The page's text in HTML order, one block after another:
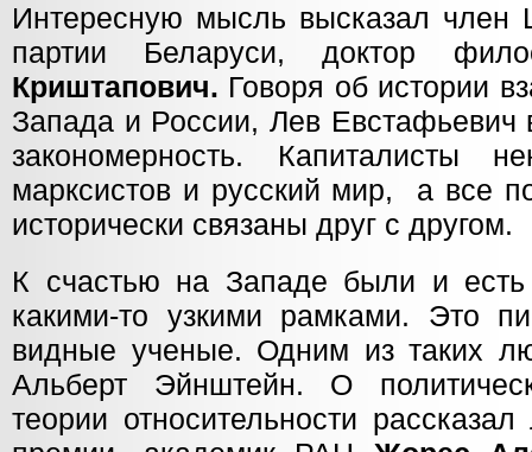
Интересную мысль высказал член
партии Беларуси, доктор
Криштапович. Говоря об истории
Запада и России, Лев
закономерность. Капиталисты
марксистов и русский мир, а все
исторически связаны друг с другом.
К счастью на Западе были и
какими-то узкими рамками. Это
видные ученые. Одним из таких
Альберт Эйнштейн. О
теории относительности